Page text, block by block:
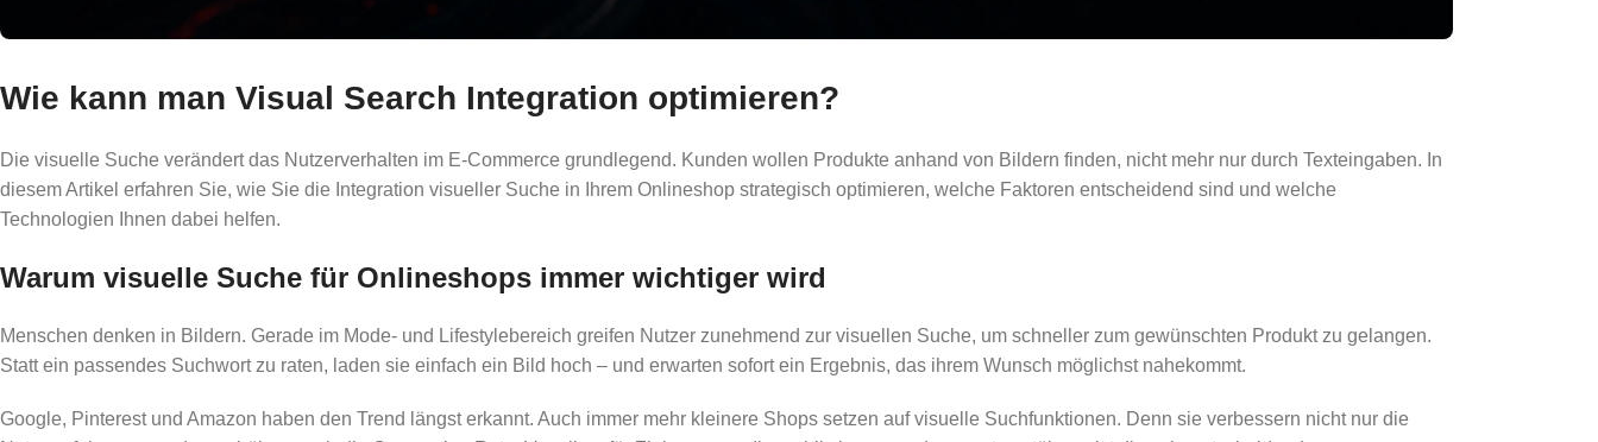
Wie kann man Visual Search Integration optimieren?
Die visuelle Suche verändert das Nutzerverhalten im E-Commerce grundlegend. Kunden wollen Produkte anhand von Bildern finden, nicht mehr nur durch Texteingaben. In
diesem Artikel erfahren Sie, wie Sie die Integration visueller Suche in Ihrem Onlineshop strategisch optimieren, welche Faktoren entscheidend sind und welche
Technologien Ihnen dabei helfen.
Warum visuelle Suche für Onlineshops immer wichtiger wird
Menschen denken in Bildern. Gerade im Mode- und Lifestylebereich greifen Nutzer zunehmend zur visuellen Suche, um schneller zum gewünschten Produkt zu gelangen.
Statt ein passendes Suchwort zu raten, laden sie einfach ein Bild hoch – und erwarten sofort ein Ergebnis, das ihrem Wunsch möglichst nahekommt.
Google, Pinterest und Amazon haben den Trend längst erkannt. Auch immer mehr kleinere Shops setzen auf visuelle Suchfunktionen. Denn sie verbessern nicht nur die